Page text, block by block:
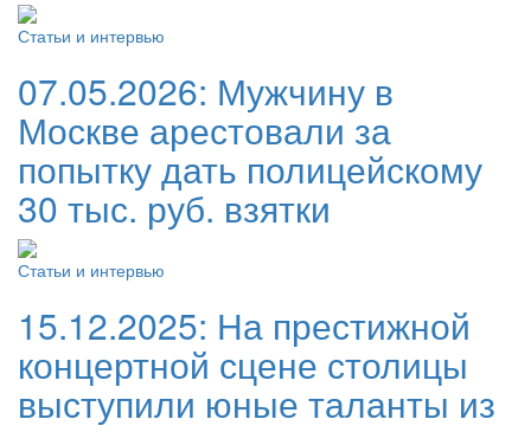
Статьи и интервью
07.05.2026: Мужчину в
Москве арестовали за
попытку дать полицейскому
30 тыс. руб. взятки
Статьи и интервью
15.12.2025: На престижной
концертной сцене столицы
выступили юные таланты из